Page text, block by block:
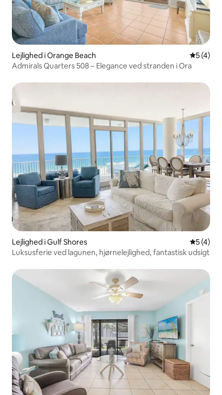
Lejlighed i Orange Beach 5 ud af 5
5 (4)
Admirals Quarters 508 – Elegance ved stranden i Ora
Lejlighed i Gulf Shores 5 ud af 5
5 (4)
Luksusferie ved lagunen, hjørnelejlighed, fantastisk udsigt